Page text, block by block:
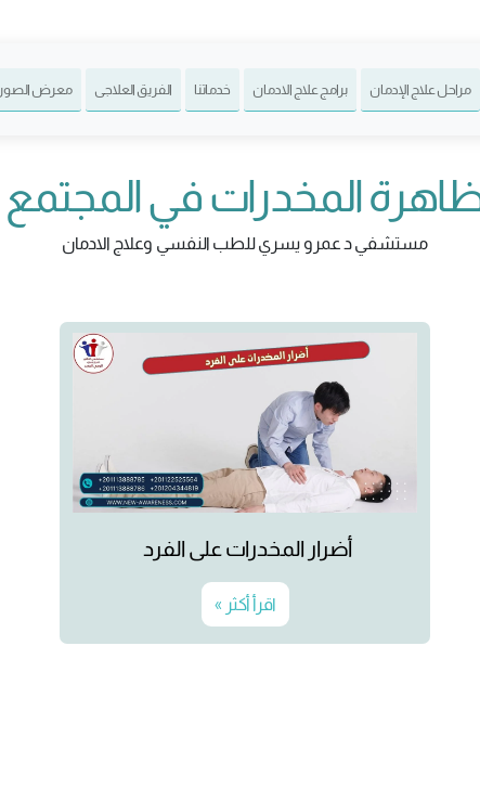
مراحل علاج الإدمان برامج علاج الادمان خدماتنا الفريق العلاجى معرض الصور
المخدرات في المجتمع
مستشفي د عمرو يسري للطب النفسي وعلاج الادمان
أضرار المخدرات على الفرد
اقرأ أكثر »